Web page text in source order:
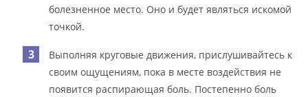
болезненное место. Оно и будет являться искомой
точкой.
Выполняя круговые движения, прислушивайтесь к
своим ощущениям, пока в месте воздействия не
появится распирающая боль. Постепенно боль